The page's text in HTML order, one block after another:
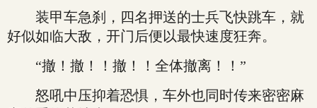
装甲车急刹，四名押送的士兵飞快跳车，就
好似如临大敌，开门后便以最快速度狂奔。
“撤！撤！！撤！！全体撤离！！”
怒吼中压抑着恐惧，车外也同时传来密密麻